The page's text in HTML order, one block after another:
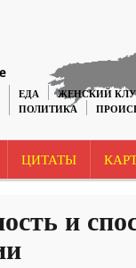
ЕДА ЖЕНСКИЙ
ПОЛИТИКА
ЦИТАТЫ
и